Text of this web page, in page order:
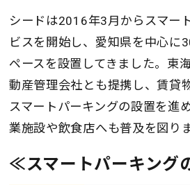
シードは2016年3月からスマー
ビスを開始し、愛知県を中心に
ペースを設置してきました。東
動産管理会社とも提携し、賃貸
スマートパーキングの設置を進
業施設や飲食店へも普及を図りま
≪スマートパーキング